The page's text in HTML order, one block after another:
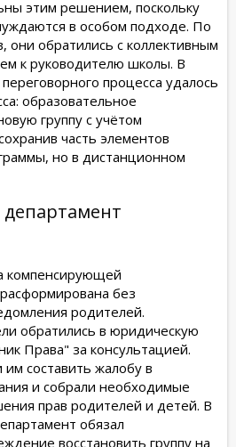
этим решением, поскольку
в особом подходе. По
они обратились с коллективным
к руководителю школы. В
процесса удалось
образовательное
группу с учётом
часть элементов
но в дистанционном
департамент
компенсирующей
без
родителей.
обратились в юридическую
Права" за консультацией.
составить жалобу в
и собрали необходимые
прав родителей и детей. В
обязал
восстановить группу на